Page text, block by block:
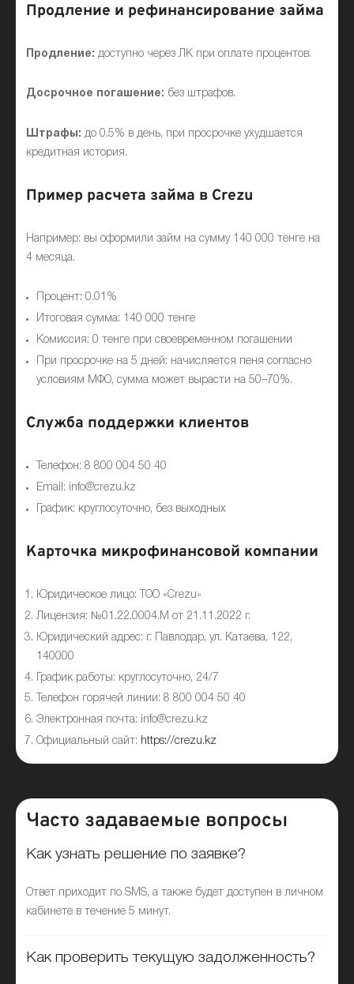
Продление и рефинансирование займа
Продление: доступно через ЛК при оплате процентов.
Досрочное погашение: без штрафов.
Штрафы: до 0.5% в день, при просрочке ухудшается
кредитная история.
Пример расчета займа в Crezu
Например: вы оформили займ на сумму 140 000 тенге на
4 месяца.
Процент: 0.01%
Итоговая сумма: 140 000 тенге
Комиссия: 0 тенге при своевременном погашении
При просрочке на 5 дней: начисляется пеня согласно
условиям МФО, сумма может вырасти на 50–70%.
Служба поддержки клиентов
Телефон: 8 800 004 50 40
Email: info@crezu.kz
График: круглосуточно, без выходных
Карточка микрофинансовой компании
Юридическое лицо: ТОО «Crezu»
Лицензия: №01.22.0004.M от 21.11.2022 г.
Юридический адрес: г. Павлодар, ул. Катаева, 122,
140000
График работы: круглосуточно, 24/7
Телефон горячей линии: 8 800 004 50 40
Электронная почта: info@crezu.kz
Официальный сайт: https://crezu.kz
Часто задаваемые вопросы
Как узнать решение по заявке?
Ответ приходит по SMS, а также будет доступен в личном
кабинете в течение 5 минут.
Как проверить текущую задолженность?